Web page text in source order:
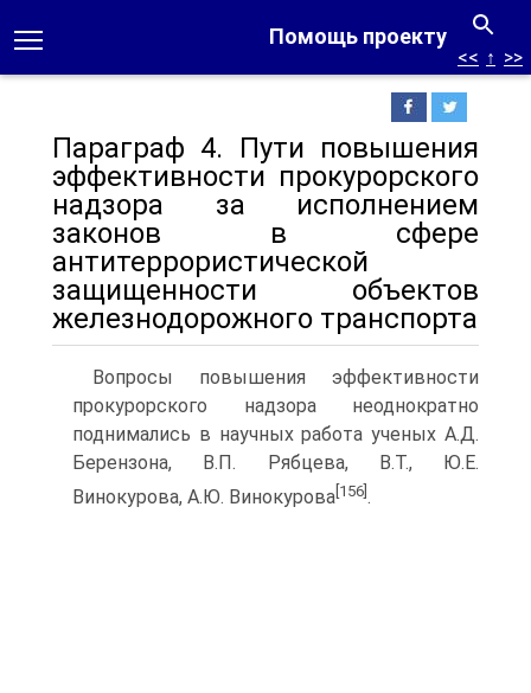
Помощь проекту
<< ↑ >>
Параграф 4. Пути повышения
эффективности прокурорского
надзора за исполнением
законов в сфере
антитеррористической
защищенности объектов
железнодорожного транспорта
Вопросы повышения эффективности
прокурорского надзора неоднократно
поднимались в научных работа ученых А.Д.
Берензона, В.П. Рябцева, В.Т., Ю.Е.
Винокурова, А.Ю. Винокурова [156] .